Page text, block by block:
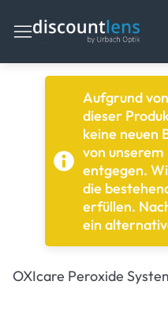
Aufgrund
dieser
keine neuen
von
entgegen.
die
erfüllen.
ein
OXIcare Peroxide